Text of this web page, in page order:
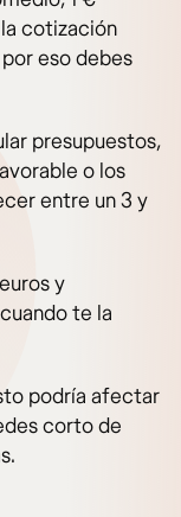
la cotización
eso debes
presupuestos,
o los
entre un 3 y
y
te la
podría afectar
corto de